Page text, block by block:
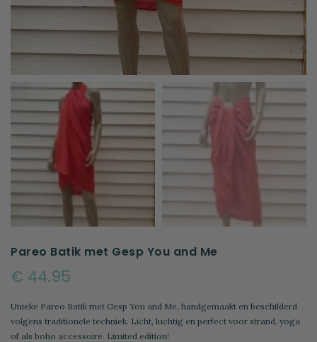
Pareo Batik met Gesp You and Me
€ 44.95
Unieke Pareo Batik met Gesp You and Me, handgemaakt en beschilderd
volgens traditionele techniek. Licht, luchtig en perfect voor strand, yoga
of als boho accessoire. Limited edition!